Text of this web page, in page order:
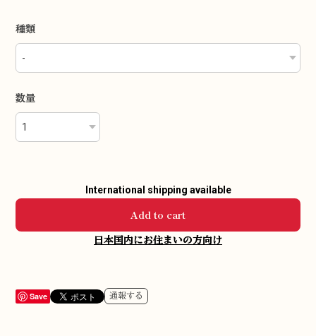
種類
数量
International shipping available
Add to cart
日本国内にお住まいの方向け
Save 通報する